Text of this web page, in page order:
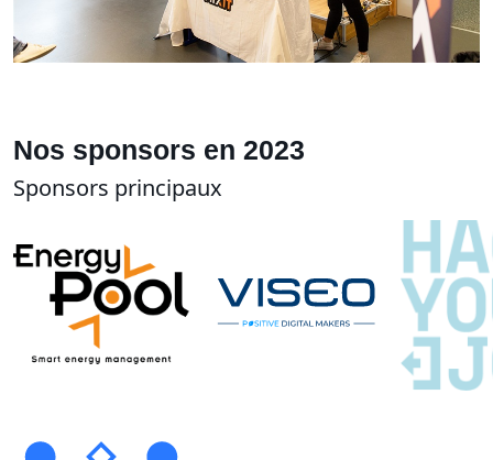
Nos sponsors en 2023
Sponsors principaux